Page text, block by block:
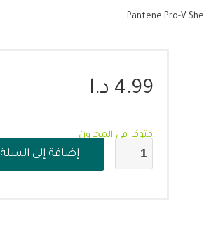
4.99 د.ا
متوفر في المخزون
إضافة إلى السلة